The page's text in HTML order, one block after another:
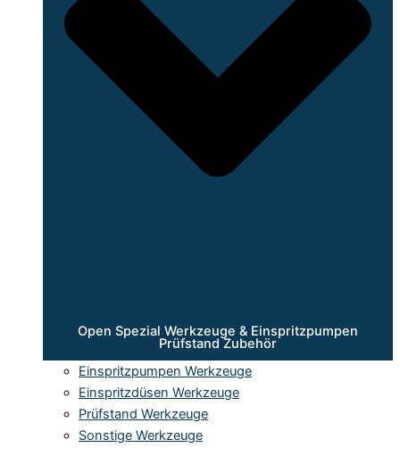
Open Spezial Werkzeuge & Einspritzpumpen
Prüfstand Zubehör
Einspritzpumpen Werkzeuge
Einspritzdüsen Werkzeuge
Prüfstand Werkzeuge
Sonstige Werkzeuge